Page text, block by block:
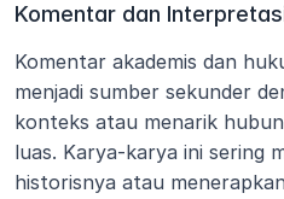
Komentar dan
Komentar akademis dan
menjadi sumber sekunder
konteks atau menarik
luas. Karya-karya ini sering
historisnya atau